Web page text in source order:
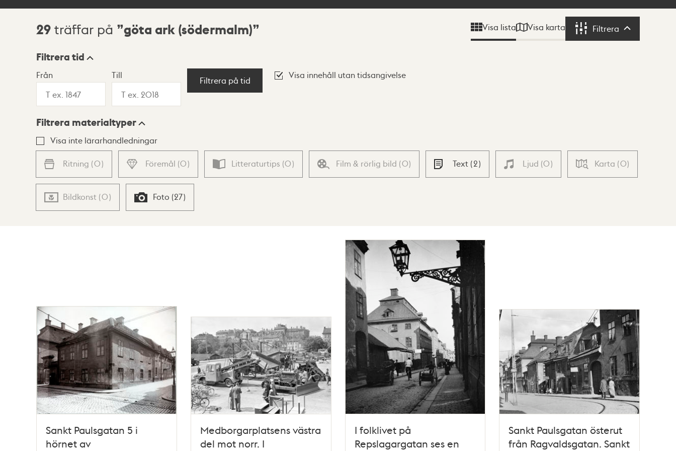
Sökresultat
29 träffar på göta ark (södermalm) Visa lista Visa karta Filtrera Filtrera
Visningsläge
Lista Karta
Filtrera tid
Från Till
Filtrera på tid
Visa innehåll utan tidsangivelse
Filtrera materialtyper
Visa inte lärarhandledningar
Ritning (0) Föremål (0) Litteraturtips (0) Film & rörlig bild (0) Text (2) Ljud (0) Karta (0)
Bildkonst (0) Foto (27)
Sankt Paulsgatan 5 i
hörnet av
Medborgarplatsens västra
del mot norr. I
I folklivet på
Repslagargatan ses en
Sankt Paulsgatan österut
från Ragvaldsgatan. Sankt